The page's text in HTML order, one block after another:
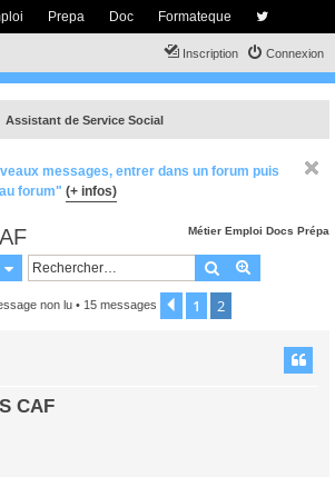
Prepa Doc Formateque
Connexion
Inscription
Assistant de Service Social
messages, entrer dans un forum puis
forum" (+ infos)
Métier Emploi Docs Prépa
Rechercher
non lu• 15 messages Précédent
1 2
CAF